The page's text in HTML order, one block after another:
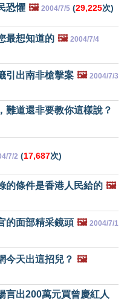
恐懼 🖼️ 2004/7/5 (29,225次)
最想知道的 🖼️ 2004/7/4
引出南非槍擊案 🖼️ 2004/7/3
難道還非要教你這樣說？
7/2 (17,687次)
的條件是香港人民給的 🖼️
的面部精采鏡頭 🖼️ 2004/7/1
今天出這招兒？ 🖼️
言出200萬元買曾慶紅人